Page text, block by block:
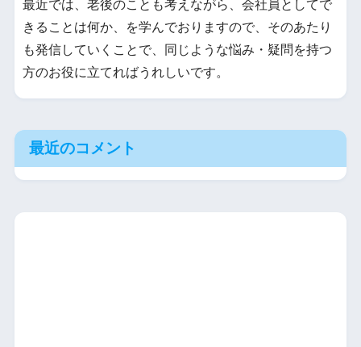
最近では、老後のことも考えながら、会社員としてで
きることは何か、を学んでおりますので、そのあたり
も発信していくことで、同じような悩み・疑問を持つ
方のお役に立てればうれしいです。
最近のコメント